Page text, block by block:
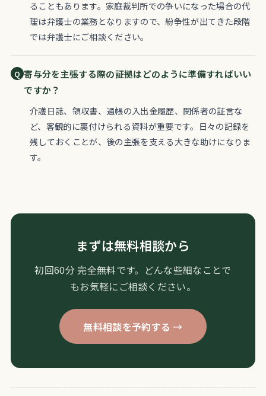
ることもあります。家庭裁判所での争いになった場合の代
理は弁護士の業務となりますので、紛争性が出てきた段階
では弁護士にご相談ください。
寄与分を主張する際の証拠はどのように準備すればいい
ですか？
介護日誌、領収書、通帳の入出金履歴、関係者の証言な
ど、客観的に裏付けられる資料が重要です。日々の記録を
残しておくことが、後の主張を支える大きな助けになりま
す。
まずは無料相談から
初回60分 完全無料です。どんな些細なことで
もお気軽にご相談ください。
無料相談を予約する →